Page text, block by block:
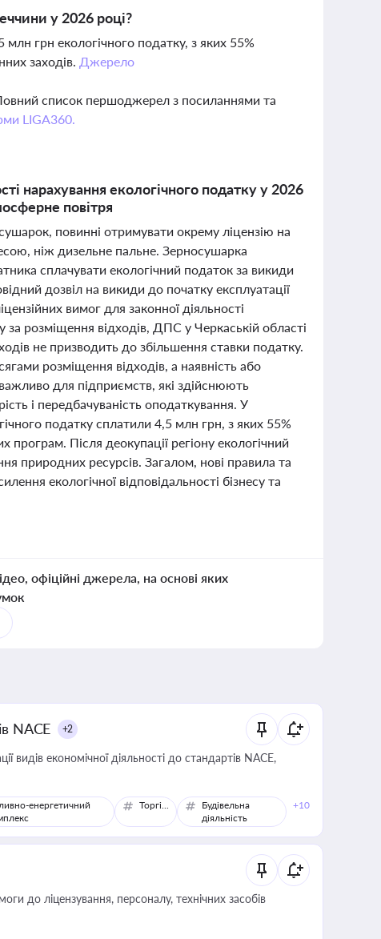
у 2026 році?
грн екологічного податку, з яких 55%
заходів. Джерело
список першоджерел з посиланнями та
LIGA360.
нарахування екологічного податку у 2026
повітря
повинні отримувати окрему ліцензію на
ніж дизельне пальне. Зерносушарка
сплачувати екологічний податок за викиди
дозвіл на викиди до початку експлуатації
вимог для законної діяльності
розміщення відходів, ДПС у Черкаській області
не призводить до збільшення ставки податку.
розміщення відходів, а наявність або
важливо для підприємств, які здійснюють
і передбачуваність оподаткування. У
податку сплатили 4,5 млн грн, з яких 55%
Після деокупації регіону екологічний
природних ресурсів. Загалом, нові правила та
екологічної відповідальності бізнесу та
офіційні джерела, на основі яких
NACE +2
видів економічної діяльності до стандартів NACE,
енергетичний
Торгівля
Будівельна
діяльність
+10
до ліцензування, персоналу, технічних засобів